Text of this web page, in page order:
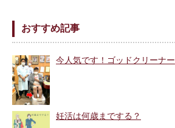
おすすめ記事
今人気です！ゴッドクリーナー
妊活は何歳までする？